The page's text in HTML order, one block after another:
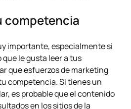
competencia
importante, especialmente si
que le gusta leer a tus
que esfuerzos de marketing
competencia. Si tienes un
es probable que el contenido
en los sitios de la